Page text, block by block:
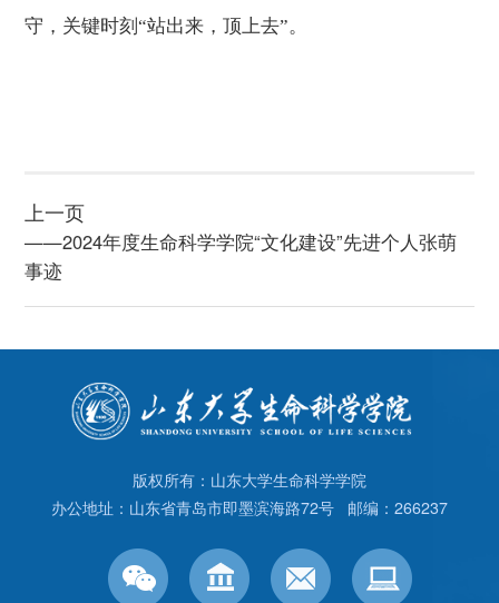
守，关键时刻“站出来，顶上去”。
上一页
——2024年度生命科学学院“文化建设”先进个人张萌
事迹
版权所有：山东大学生命科学学院
办公地址：山东省青岛市即墨滨海路72号 邮编：266237